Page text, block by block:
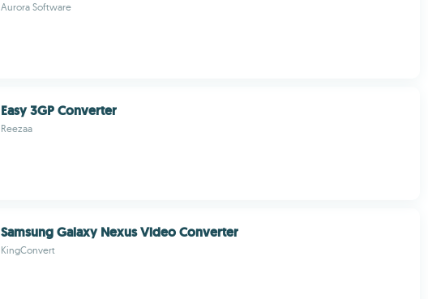
Aurora Software
Easy 3GP Converter
Reezaa
Samsung Galaxy Nexus Video Converter
KingConvert